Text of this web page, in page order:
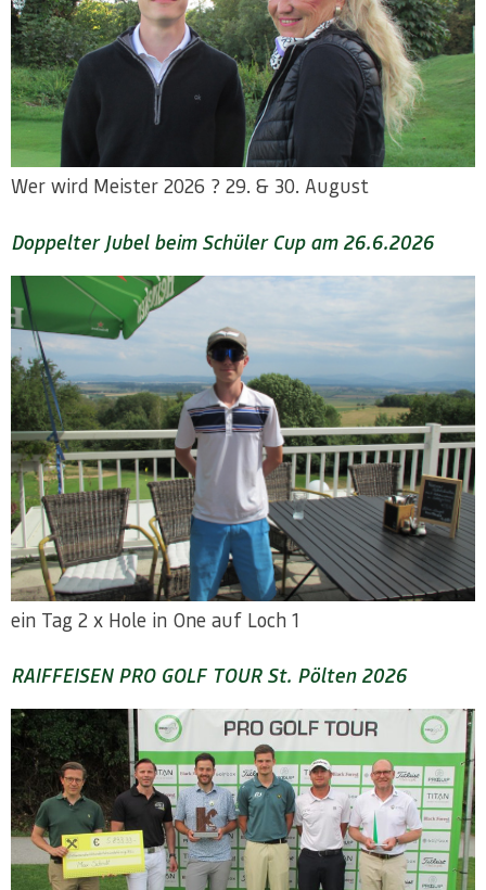
Wer wird Meister 2026 ? 29. & 30. August
Doppelter Jubel beim Schüler Cup am 26.6.2026
ein Tag 2 x Hole in One auf Loch 1
RAIFFEISEN PRO GOLF TOUR St. Pölten 2026